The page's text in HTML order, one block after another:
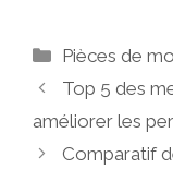
Catégories
Pièces de
Top 5 des
améliorer les
Comparatif